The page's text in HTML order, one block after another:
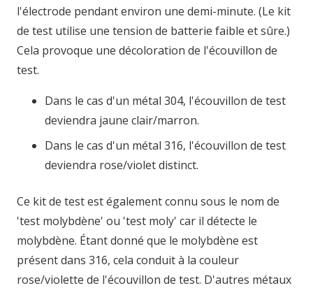
l'électrode pendant environ une demi-minute. (Le kit
de test utilise une tension de batterie faible et sûre.)
Cela provoque une décoloration de l'écouvillon de
test.
Dans le cas d'un métal 304, l'écouvillon de test
deviendra jaune clair/marron.
Dans le cas d'un métal 316, l'écouvillon de test
deviendra rose/violet distinct.
Ce kit de test est également connu sous le nom de
'test molybdène' ou 'test moly' car il détecte le
molybdène. Étant donné que le molybdène est
présent dans 316, cela conduit à la couleur
rose/violette de l'écouvillon de test. D'autres métaux